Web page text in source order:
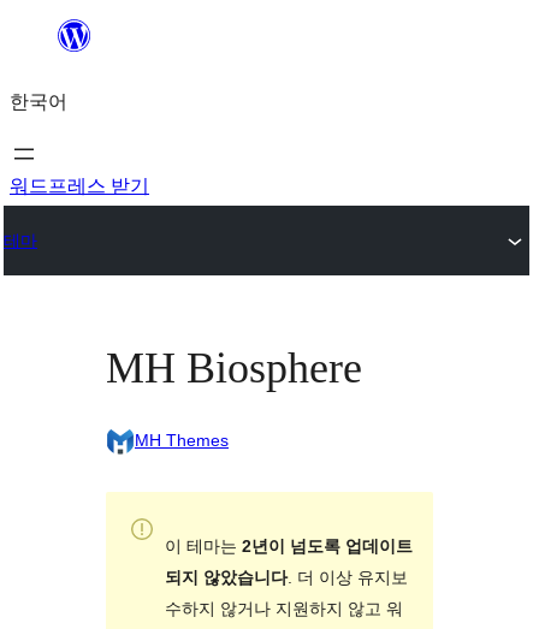
츠
로
바
가
한국어
워드프레스 받기
테마
MH Biosphere
MH Themes
이 테마는 2년이 넘도록 업데이트
되지 않았습니다. 더 이상 유지보
수하지 않거나 지원하지 않고 워